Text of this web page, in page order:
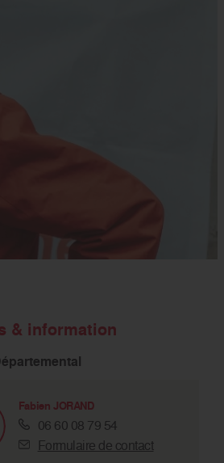
& information
Fabien JORAND
06 60 08 79 54
Formulaire de contact